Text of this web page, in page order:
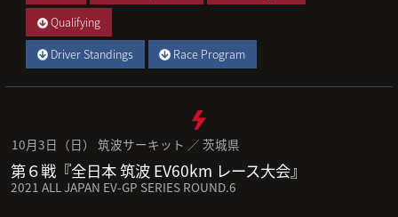
Qualifying
Driver Standings
Race Program
10月3日（日） 筑波サーキット ／ 茨城県
第６戦『全日本 筑波 EV60km レース大会』
2021 ALL JAPAN EV-GP SERIES ROUND.6